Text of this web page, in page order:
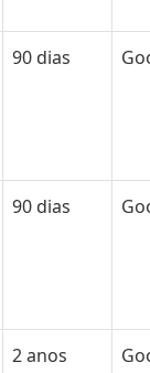
90 dias
90 dias
2 anos